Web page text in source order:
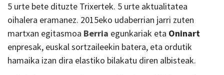
5 urte bete dituzte Trixertek. 5 urte aktualitatea
oihalera eramanez. 2015eko udaberrian jarri zuten
martxan egitasmoa Berria egunkariak eta Oninart
enpresak, euskal sortzaileekin batera, eta ordutik
hamaika izan dira elastiko bilakatu diren albisteak.